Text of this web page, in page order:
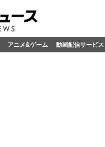
アニメ&ゲーム 動画配信サービス